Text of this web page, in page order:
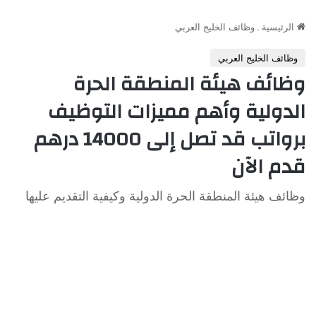
الرئيسية . وظائف الخليج العربي
وظائف الخليج العربي
وظائف هيئة المنطقة الحرة
الدولية وأهم مميزات التوظيف
برواتب قد تصل إلى 14000 درهم
قدم الآن
وظائف هيئة المنطقة الحرة الدولية وكيفية التقديم عليها